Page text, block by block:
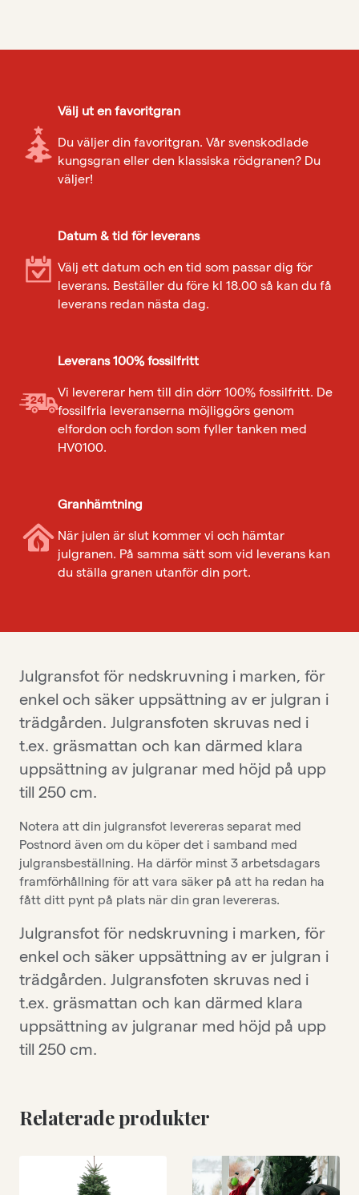
Välj ut en favoritgran
Du väljer din favoritgran. Vår svenskodlade
kungsgran eller den klassiska rödgranen? Du
väljer!
Datum & tid för leverans
Välj ett datum och en tid som passar dig för
leverans. Beställer du före kl 18.00 så kan du få
leverans redan nästa dag.
Leverans 100% fossilfritt
Vi levererar hem till din dörr 100% fossilfritt. De
fossilfria leveranserna möjliggörs genom
elfordon och fordon som fyller tanken med
HV0100.
Granhämtning
När julen är slut kommer vi och hämtar
julgranen. På samma sätt som vid leverans kan
du ställa granen utanför din port.
Julgransfot för nedskruvning i marken, för
enkel och säker uppsättning av er julgran i
trädgården. Julgransfoten skruvas ned i
t.ex. gräsmattan och kan därmed klara
uppsättning av julgranar med höjd på upp
till 250 cm.
Notera att din julgransfot levereras separat med
Postnord även om du köper det i samband med
julgransbeställning. Ha därför minst 3 arbetsdagars
framförhållning för att vara säker på att ha redan ha
fått ditt pynt på plats när din gran levereras.
Julgransfot för nedskruvning i marken, för
enkel och säker uppsättning av er julgran i
trädgården. Julgransfoten skruvas ned i
t.ex. gräsmattan och kan därmed klara
uppsättning av julgranar med höjd på upp
till 250 cm.
Relaterade produkter